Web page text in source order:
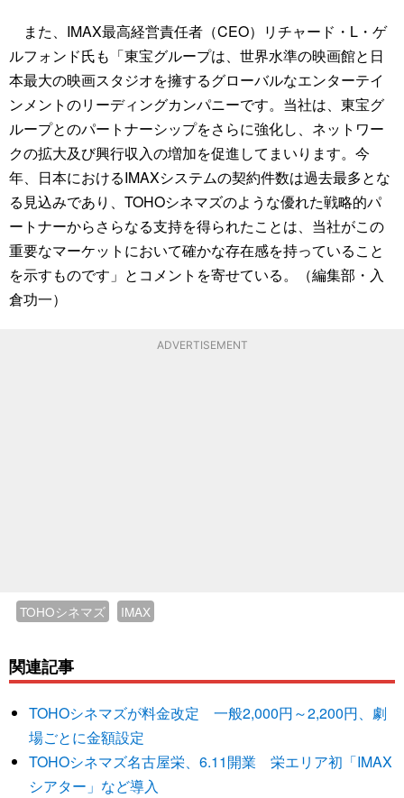
また、IMAX最高経営責任者（CEO）リチャード・L・ゲ
ルフォンド氏も「東宝グループは、世界水準の映画館と日
本最大の映画スタジオを擁するグローバルなエンターテイ
ンメントのリーディングカンパニーです。当社は、東宝グ
ループとのパートナーシップをさらに強化し、ネットワー
クの拡大及び興行収入の増加を促進してまいります。今
年、日本におけるIMAXシステムの契約件数は過去最多とな
る見込みであり、TOHOシネマズのような優れた戦略的パ
ートナーからさらなる支持を得られたことは、当社がこの
重要なマーケットにおいて確かな存在感を持っていること
を示すものです」とコメントを寄せている。（編集部・入
倉功一）
ADVERTISEMENT
TOHOシネマズ IMAX
関連記事
TOHOシネマズが料金改定 一般2,000円～2,200円、劇
場ごとに金額設定
TOHOシネマズ名古屋栄、6.11開業 栄エリア初「IMAX
シアター」など導入